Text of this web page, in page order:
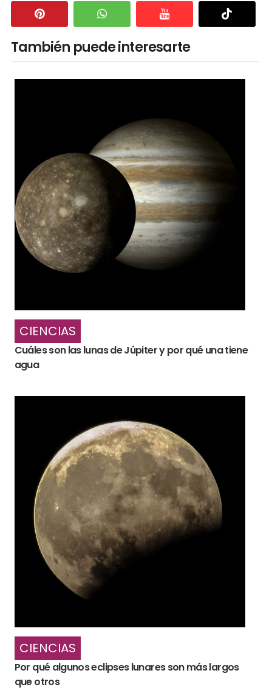
También puede interesarte
CIENCIAS
Cuáles son las lunas de Júpiter y por qué una tiene
agua
CIENCIAS
Por qué algunos eclipses lunares son más largos
que otros